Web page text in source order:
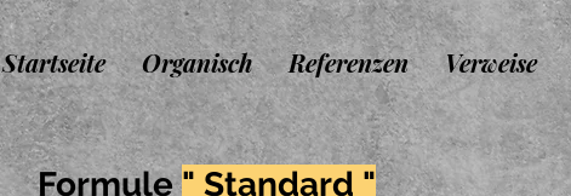
Startseite Organisch Referenzen Verweise
Formule" Standard "